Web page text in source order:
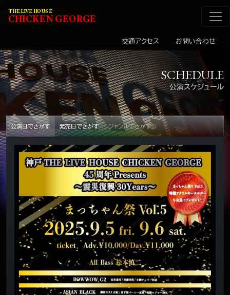
メインナビゲーショ
THE LIVE HOUSE
CHICKENGEORGE
交通アクセス お問い合わせ
公演スケジュール
SCHEDULE
公演日でさがす 発売日でさがす ジャンルでさがす